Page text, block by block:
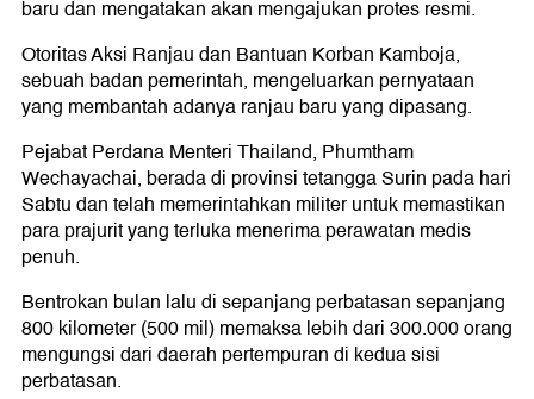
baru dan mengatakan akan mengajukan protes resmi.
Otoritas Aksi Ranjau dan Bantuan Korban Kamboja,
sebuah badan pemerintah, mengeluarkan pernyataan
yang membantah adanya ranjau baru yang dipasang.
Pejabat Perdana Menteri Thailand, Phumtham
Wechayachai, berada di provinsi tetangga Surin pada hari
Sabtu dan telah memerintahkan militer untuk memastikan
para prajurit yang terluka menerima perawatan medis
penuh.
Bentrokan bulan lalu di sepanjang perbatasan sepanjang
800 kilometer (500 mil) memaksa lebih dari 300.000 orang
mengungsi dari daerah pertempuran di kedua sisi
perbatasan.